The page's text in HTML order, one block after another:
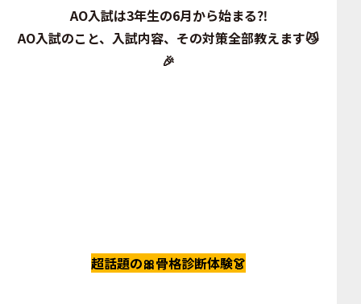
AO入試は3年生の6月から始まる⁈
AO入試のこと、入試内容、その対策全部教えます😼
🎉
超話題の🎀骨格診断体験👗